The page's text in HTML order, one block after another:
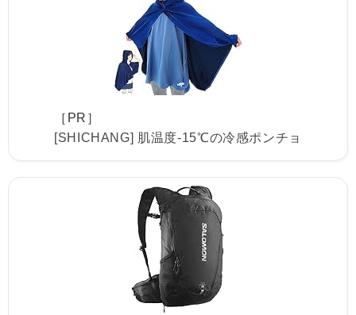
［PR］
[SHICHANG] 肌温度-15℃の冷感ポンチョ